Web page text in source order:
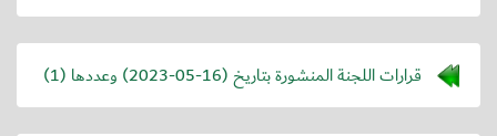
قرارات اللجنة المنشورة بتاريخ (2023-05-16) وعددها (1)